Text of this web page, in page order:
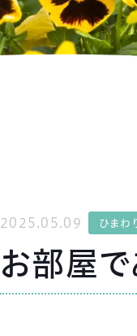
2025.05.09 ひまわ
お部屋